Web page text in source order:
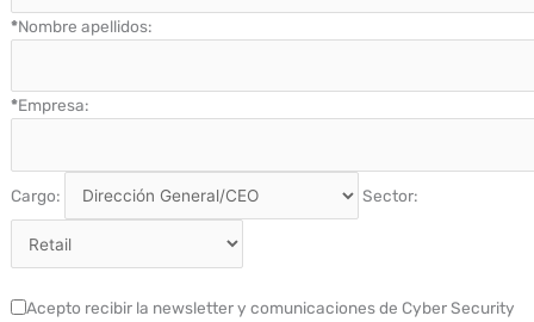
*Nombre apellidos:
*Empresa:
Cargo: Sector:
Acepto recibir la newsletter y comunicaciones de Cyber Security